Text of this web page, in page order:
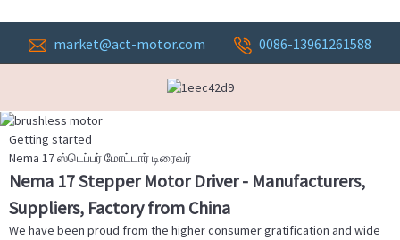
market@act-motor.com 0086-13961261588
Getting started
Nema 17 ஸ்டெப்பர் மோட்டார் டிரைவர்
Nema 17 Stepper Motor Driver - Manufacturers,
Suppliers, Factory from China
We have been proud from the higher consumer gratification and wide